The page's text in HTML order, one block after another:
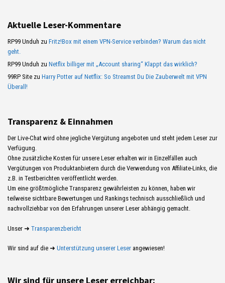
Aktuelle Leser-Kommentare
RP99 Unduh zu Fritz!Box mit einem VPN-Service verbinden? Warum das nicht
geht.
RP99 Unduh zu Netflix billiger mit „Account sharing“ Klappt das wirklich?
99RP Site zu Harry Potter auf Netflix: So Streamst Du Die Zauberwelt mit VPN
Überall!
Transparenz & Einnahmen
Der Live-Chat wird ohne jegliche Vergütung angeboten und steht jedem Leser zur
Verfügung.
Ohne zusätzliche Kosten für unsere Leser erhalten wir in Einzelfällen auch
Vergütungen von Produktanbietern durch die Verwendung von Affiliate-Links, die
z.B. in Testberichten veröffentlicht werden.
Um eine größtmögliche Transparenz gewährleisten zu können, haben wir
teilweise sichtbare Bewertungen und Rankings technisch ausschließlich und
nachvollziehbar von den Erfahrungen unserer Leser abhängig gemacht.
Unser ➜ Transparenzbericht
Wir sind auf die ➜ Unterstützung unserer Leser angewiesen!
Wir sind für unsere Leser erreichbar: